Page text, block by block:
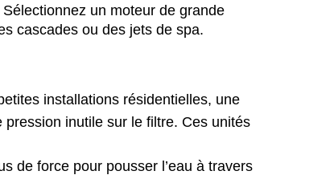
un moteur de grande
cascades ou des jets de spa.
installations résidentielles, une
inutile sur le filtre. Ces unités
de force pour pousser l’eau à travers